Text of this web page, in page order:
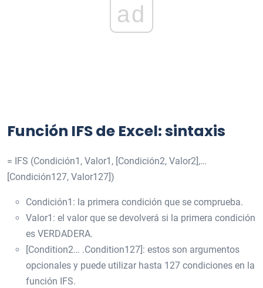
ad
Función IFS de Excel: sintaxis
= IFS (Condición1, Valor1, [Condición2, Valor2],…
[Condición127, Valor127])
Condición1: la primera condición que se comprueba.
Valor1: el valor que se devolverá si la primera condición
es VERDADERA.
[Condition2… .Condition127]: estos son argumentos
opcionales y puede utilizar hasta 127 condiciones en la
función IFS.